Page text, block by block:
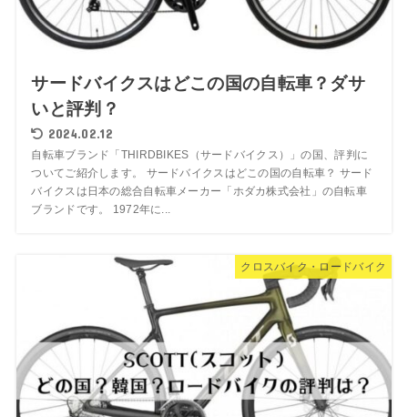
サードバイクスはどこの国の自転車？ダサ
いと評判？
2024.02.12
自転車ブランド「THIRDBIKES（サードバイクス）」の国、評判に
ついてご紹介します。 サードバイクスはどこの国の自転車？ サード
バイクスは日本の総合自転車メーカー「ホダカ株式会社」の自転車
ブランドです。 1972年に...
クロスバイク・ロードバイク